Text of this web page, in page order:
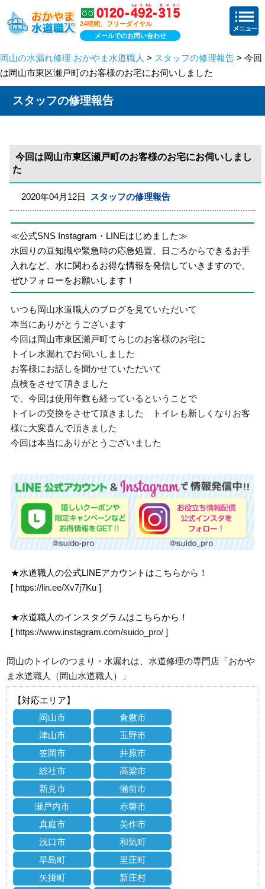
24時間、フリーダイヤル
メールでのお問い合わせ
岡山の水漏れ修理 おかやま水道職人 > スタッフの修理報告 > 今回
は岡山市東区瀬戸町のお客様のお宅にお伺いしました
スタッフの修理報告
今回は岡山市東区瀬戸町のお客様のお宅にお伺いしまし
た
2020年04月12日 スタッフの修理報告
≪公式SNS Instagram・LINEはじめました≫
水回りの豆知識や緊急時の応急処置、日ごろからできるお手
入れなど、水に関わるお得な情報を発信していきますので、
ぜひフォローをお願いします！
いつも岡山水道職人のブログを見ていただいて
本当にありがとうございます
今回は岡山市東区瀬戸町てらじのお客様のお宅に
トイレ水漏れでお伺いしました
お客様にお話しを聞かせていただいて
点検をさせて頂きました
で、今回は使用年数も経っているということで
トイレの交換をさせて頂きました トイレも新しくなりお客
様に大変喜んで頂きました
今回は本当にありがとうございました
★水道職人の公式LINEアカウントはこちらから！
[ https://lin.ee/Xv7j7Ku ]
★水道職人のインスタグラムはこちらから！
[ https://www.instagram.com/suido_pro/ ]
岡山のトイレのつまり・水漏れは、水道修理の専門店「おかや
ま水道職人（岡山水道職人）」
【対応エリア】
岡山市
倉敷市
津山市
玉野市
笠岡市
井原市
総社市
高梁市
新見市
備前市
瀬戸内市
赤磐市
真庭市
美作市
浅口市
和気町
早島町
里庄町
矢掛町
新庄村